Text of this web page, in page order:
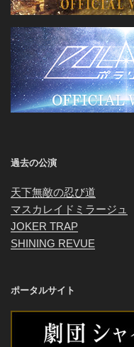
過去の公演
天下無敵の忍び道
マスカレイドミラージュ
JOKER TRAP
SHINING REVUE
ポータルサイト